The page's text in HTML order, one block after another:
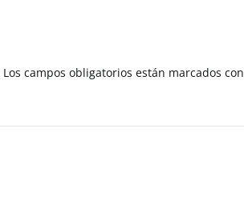
Los campos obligatorios están marcados con